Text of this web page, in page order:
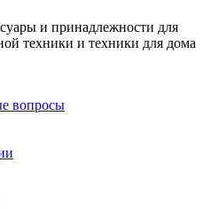
и принадлежности для
техники и техники для дома
вопросы